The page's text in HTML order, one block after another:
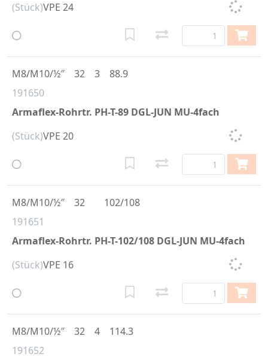
(Stück)VPE 24
191650
Armaflex-Rohrtr. PH-T-89 DGL-JUN MU-4fach
M8/M10/½″ 32 3 88.9
(Stück)VPE 20
191651
Armaflex-Rohrtr. PH-T-102/108 DGL-JUN MU-4fach
M8/M10/½″ 32 102/108
(Stück)VPE 16
191652
M8/M10/½″ 32 4 114.3